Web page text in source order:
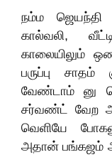
நம்ம ஜெயந்தி
கால்வலி,
காலையிலும்
பருப்பு
வேண்டாம் னு
சர்வண்ட் வேற
வெளியே
அதான் பங்கஜம்